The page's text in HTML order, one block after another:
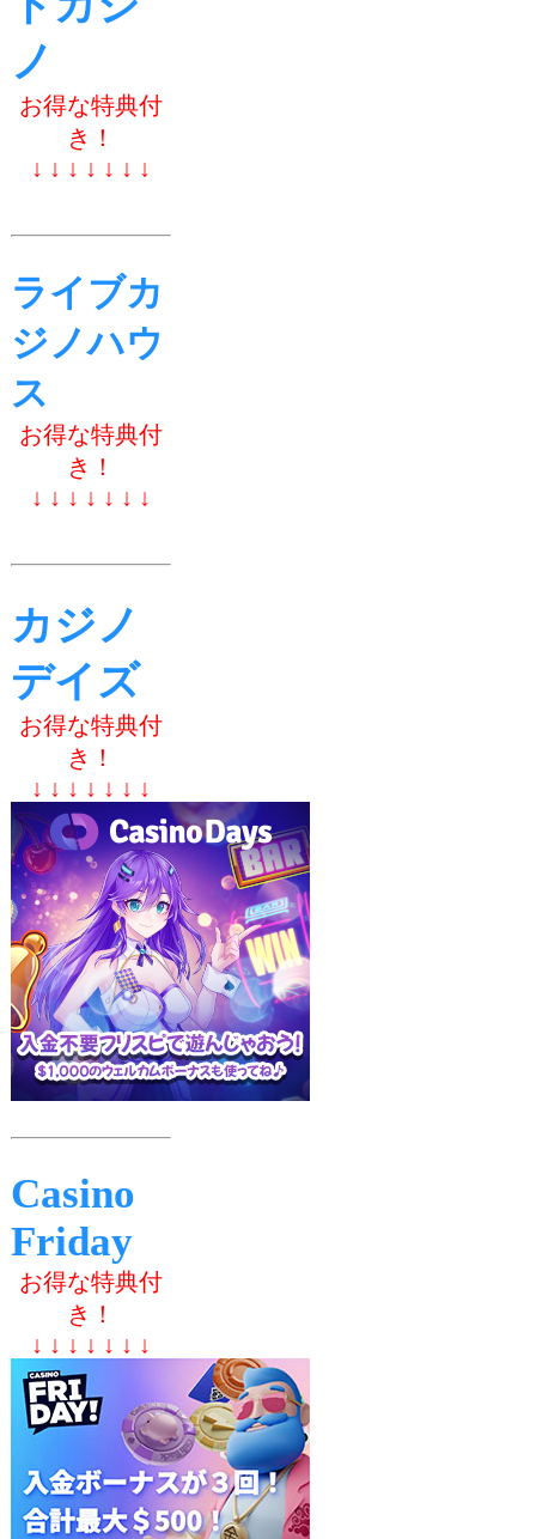
ノ
お得な特典付
き！
↓ ↓ ↓ ↓ ↓ ↓ ↓
ライブカ
ジノハウ
ス
お得な特典付
き！
↓ ↓ ↓ ↓ ↓ ↓ ↓
カジノ
デイズ
お得な特典付
き！
↓ ↓ ↓ ↓ ↓ ↓ ↓
Casino
Friday
お得な特典付
き！
↓ ↓ ↓ ↓ ↓ ↓ ↓